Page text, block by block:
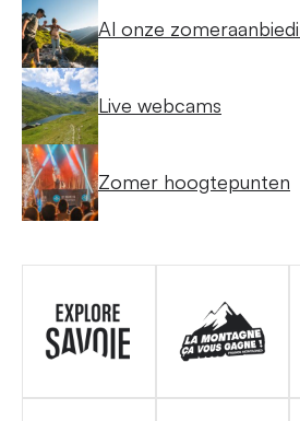
Al onze
Live webcams
Zomer hoogtepunten